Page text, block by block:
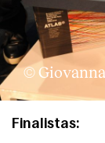
©
Finalistas: